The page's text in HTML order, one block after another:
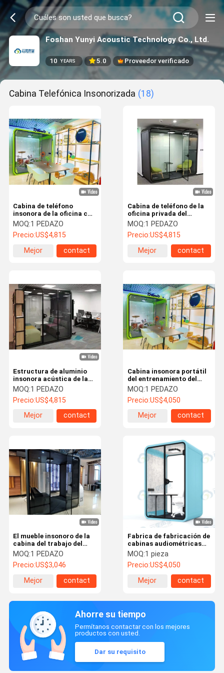
Foshan Yunyi Acoustic Technology Co., Ltd.
10 YEARS 5.0 Proveedor verificado
Cabina Telefónica Insonorizada (18)
Cabina de teléfono
insonora de la oficina con
la ventilación y el sistema
de la CA
MOQ:1 PEDAZO
Precio:US$4,815
Mejor
contact
Cabina de teléfono de la
oficina privada del
silencio con zona de
trabajo 3.06sqm
MOQ:1 PEDAZO
Precio:US$4,815
Mejor
contact
Estructura de aluminio
insonora acústica de la
cabina de teléfono para el
área pública
MOQ:1 PEDAZO
Precio:US$4,815
Mejor
contact
Cabina insonora portátil
del entrenamiento del
instrumento de música
MOQ:1 PEDAZO
Precio:US$4,050
Mejor
contact
El mueble insonoro de la
cabina del trabajo del
silencio fácil monta para
los muebles
MOQ:1 PEDAZO
Precio:US$3,046
Mejor
contact
Fabrica de fabricación de
cabinas audiométricas
cabinas insonorizadas
para bibliotecas de
reuniones de teléfonos
celulares para la venta
MOQ:1 pieza
Precio:US$4,050
Mejor
contact
Ahorre su tiempo
Permítanos contactar con los mejores
productos con usted.
Dar su requisito